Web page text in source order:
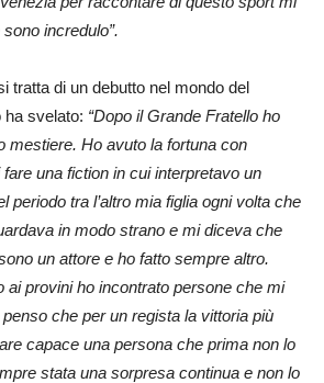
incredulo”.
tratta di un debutto nel mondo del
ha svelato: “Dopo il Grande Fratello ho
mestiere. Ho avuto la fortuna con
una fiction in cui interpretavo un
periodo tra l’altro mia figlia ogni volta che
in modo strano e mi diceva che
un attore e ho fatto sempre altro.
ai provini ho incontrato persone che mi
che per un regista la vittoria più
capace una persona che prima non lo
stata una sorpresa continua e non lo